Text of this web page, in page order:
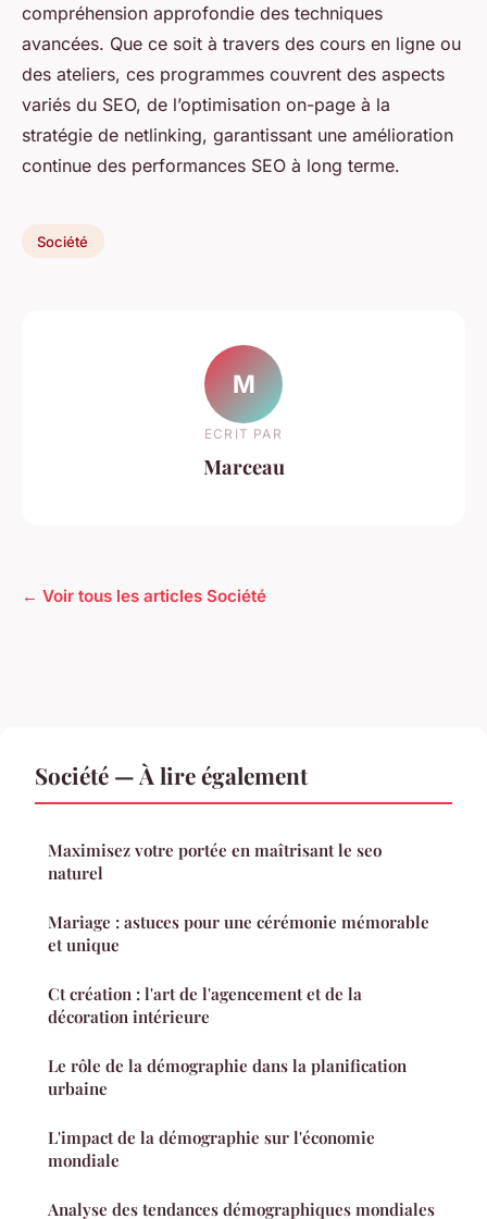
compréhension approfondie des techniques
avancées. Que ce soit à travers des cours en ligne ou
des ateliers, ces programmes couvrent des aspects
variés du SEO, de l’optimisation on-page à la
stratégie de netlinking, garantissant une amélioration
continue des performances SEO à long terme.
Société
M
ECRIT PAR
Marceau
← Voir tous les articles Société
Société — À lire également
Maximisez votre portée en maîtrisant le seo
naturel
Mariage : astuces pour une cérémonie mémorable
et unique
Ct création : l'art de l'agencement et de la
décoration intérieure
Le rôle de la démographie dans la planification
urbaine
L'impact de la démographie sur l'économie
mondiale
Analyse des tendances démographiques mondiales